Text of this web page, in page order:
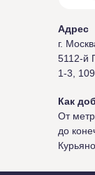
Адрес
г.
5112-й
1-3,
Как
От
до